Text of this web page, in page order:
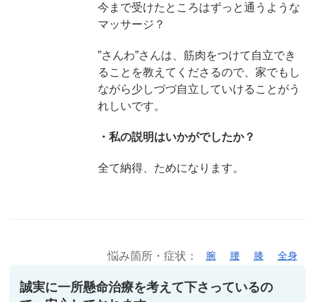
今まで受けたところはずっと通うような
マッサージ？
”さんわ”さんは、筋肉をつけて自立でき
ることを教えてくださるので、家でもし
ながら少しづづ自立していけることがう
れしいです。
・私の説明はいかがでしたか？
全て納得、ためになります。
悩み箇所・症状： 腕 腰 膝 全身
誠実に一所懸命治療を考えて下さっているの